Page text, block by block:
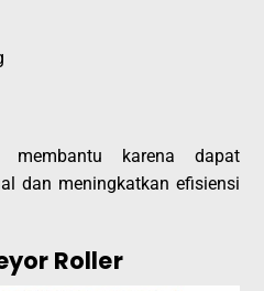
membantu karena dapat
dan meningkatkan efisiensi
Roller